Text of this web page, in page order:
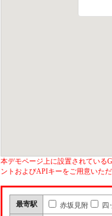
本デモページ上に設置されている
ントおよびAPIキーをご用意いた
最寄駅 赤坂見附 四